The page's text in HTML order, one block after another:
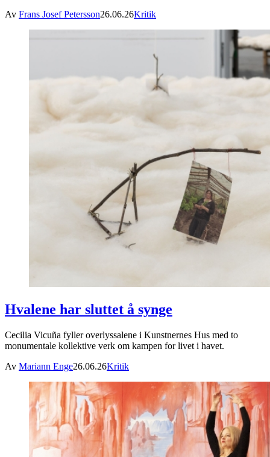
Av Frans Josef Petersson26.06.26Kritik
Hvalene har sluttet å synge
Cecilia Vicuña fyller overlyssalene i Kunstnernes Hus med to
monumentale kollektive verk om kampen for livet i havet.
Av Mariann Enge26.06.26Kritik